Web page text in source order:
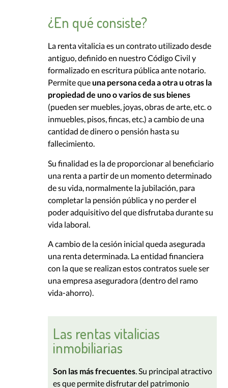
¿En qué consiste?
La renta vitalicia es un contrato utilizado desde
antiguo, definido en nuestro Código Civil y
formalizado en escritura pública ante notario.
Permite queuna persona ceda a otra u otras la
propiedad de uno o varios de sus bienes
(pueden ser muebles, joyas, obras de arte, etc. o
inmuebles, pisos, fincas, etc.) a cambio de una
cantidad de dinero o pensión hasta su
fallecimiento.
Su finalidad es la de proporcionar al beneficiario
una renta a partir de un momento determinado
de su vida, normalmente la jubilación, para
completar la pensión pública y no perder el
poder adquisitivo del que disfrutaba durante su
vida laboral.
A cambio de la cesión inicial queda asegurada
una renta determinada. La entidad financiera
con la que se realizan estos contratos suele ser
una empresa aseguradora (dentro del ramo
vida-ahorro).
Las rentas vitalicias
inmobiliarias
Son las más frecuentes. Su principal atractivo
es que permite disfrutar del patrimonio